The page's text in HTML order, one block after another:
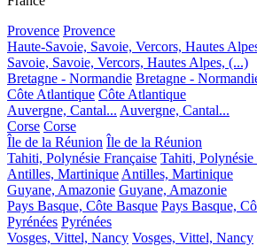
Provence Provence
Haute-Savoie, Savoie, Vercors, Hautes
Savoie, Savoie, Vercors, Hautes Alpes, (...)
Bretagne - Normandie Bretagne -
Côte Atlantique Côte Atlantique
Auvergne, Cantal... Auvergne, Cantal...
Corse Corse
Île de la Réunion Île de la Réunion
Tahiti, Polynésie Française Tahiti, Polynésie
Antilles, Martinique Antilles, Martinique
Guyane, Amazonie Guyane, Amazonie
Pays Basque, Côte Basque Pays Basque,
Pyrénées Pyrénées
Vosges, Vittel, Nancy Vosges, Vittel, Nancy